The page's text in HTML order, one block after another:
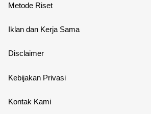
Metode Riset
Iklan dan Kerja Sama
Disclaimer
Kebijakan Privasi
Kontak Kami